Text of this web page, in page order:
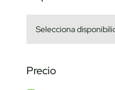
Precio